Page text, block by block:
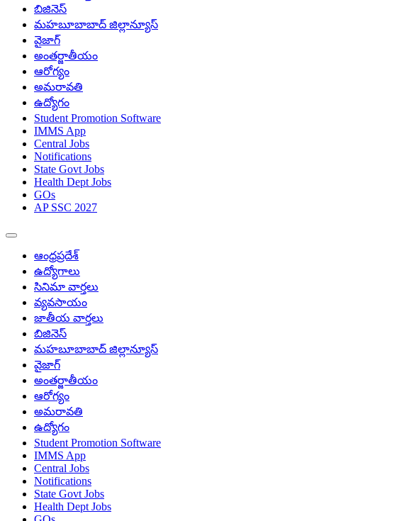
బిజినెస్
మహబూబాబాద్ జిల్లాన్యూస్
వైజాగ్
అంతర్జాతీయం
ఆరోగ్యం
అమరావతి
ఉద్యోగం
Student Promotion Software
IMMS App
Central Jobs
Notifications
State Govt Jobs
Health Dept Jobs
GOs
AP SSC 2027
ఆంధ్రప్రదేశ్
ఉద్యోగాలు
సినిమా వార్తలు
వ్యవసాయం
జాతీయ వార్తలు
బిజినెస్
మహబూబాబాద్ జిల్లాన్యూస్
వైజాగ్
అంతర్జాతీయం
ఆరోగ్యం
అమరావతి
ఉద్యోగం
Student Promotion Software
IMMS App
Central Jobs
Notifications
State Govt Jobs
Health Dept Jobs